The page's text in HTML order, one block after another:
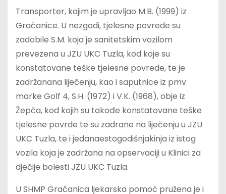
Transporter, kojim je upravljao M.B. (1999) iz
Gračanice. U nezgodi, tjelesne povrede su
zadobile S.M. koja je sanitetskim vozilom
prevezena u JZU UKC Tuzla, kod koje su
konstatovane teške tjelesne povrede, te je
zadržanana liječenju, kao i saputnice iz pmv
marke Golf 4, S.H. (1972) i V.K. (1968), obje iz
Žepča, kod kojih su takođe konstatovane teške
tjelesne povrde te su zadrane na liječenju u JZU
UKC Tuzla, te i jedanaestogodišnjakinja iz istog
vozila koja je zadržana na opservaciji u Klinici za
dječije bolesti JZU UKC Tuzla.
U SHMP Gračanica ljekarska pomoć pružena je i